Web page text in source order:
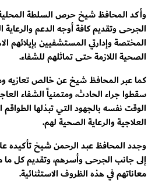
وأكد المحافظ شيخ حرص السلطة
الجرحى وتقديم كافة أوجه الدعم والرعاية
المختصة وإدارتي المستشفيين بإيلائهم
الصحية اللازمة حتى تماثلهم للشفاء.
كما عبر المحافظ شيخ عن خالص تعازيه
سقطوا جراء الحادث، ومتمنياً الشفاء
الوقت نفسه بالجهود التي تبذلها
العلاجية والرعاية الصحية لهم.
وجدد المحافظ عبد الرحمن شيخ تأكيده
إلى جانب الجرحى وأسرهم، وتقديم كل
معاناتهم في هذه الظروف الاستثنائية.